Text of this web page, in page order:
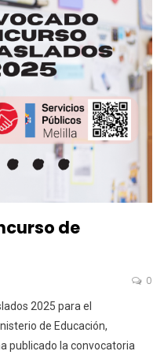
de
0
2025 para el
de Educación,
publicado la convocatoria